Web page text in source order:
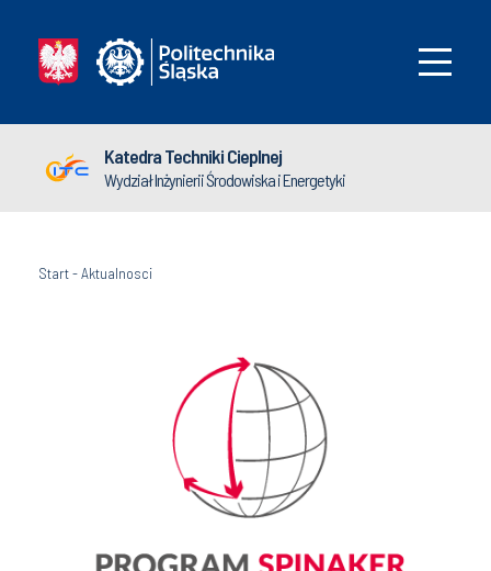
Katedra Techniki Cieplnej
Wydział Inżynierii Środowiska i Energetyki
Start-Aktualnosci